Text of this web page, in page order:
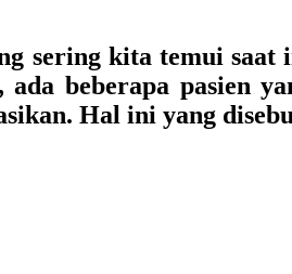
sering kita temui
beberapa pasien
Hal ini yang